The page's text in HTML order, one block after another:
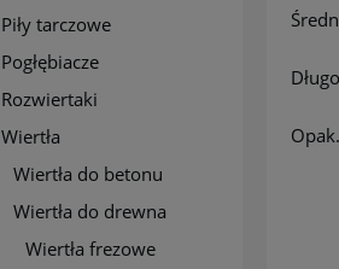
Piły tarczowe
Pogłębiacze
Rozwiertaki
Wiertła
Wiertła do betonu
Wiertła do drewna
Wiertła frezowe
Opak.